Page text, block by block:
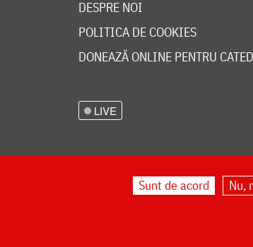
DESPRE NOI
POLITICA DE COOKIES
DONEAZĂ ONLINE PENTRU
LIVE
Sunt de acord Nu,